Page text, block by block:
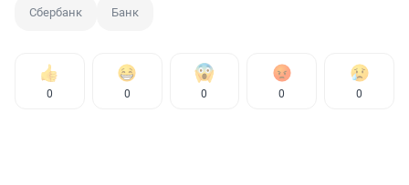
Сбербанк Банк
0 0 0 0 0